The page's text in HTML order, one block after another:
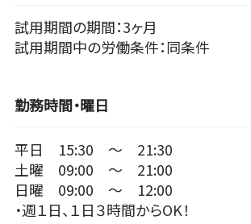
試用期間の期間：3ヶ月
試用期間中の労働条件：同条件
勤務時間・曜日
平日 15:30 ～ 21:30
土曜 09:00 ～ 21:00
日曜 09:00 ～ 12:00
・週１日、１日３時間からOK！